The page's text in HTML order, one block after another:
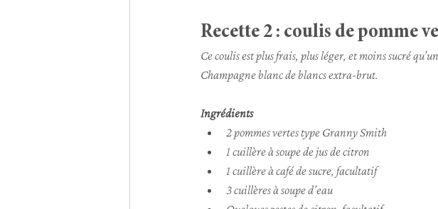
Recette 2 : coulis de pomme
Ce coulis est plus frais, plus léger, et moins sucré
Champagne blanc de blancs extra-brut.
Ingrédients
2 pommes vertes type Granny Smith
1 cuillère à soupe de jus de citron
1 cuillère à café de sucre, facultatif
3 cuillères à soupe d’eau